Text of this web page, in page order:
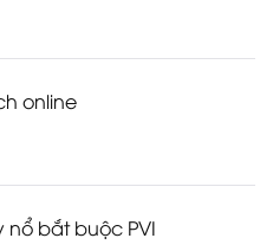
online
nổ bắt buộc PVI